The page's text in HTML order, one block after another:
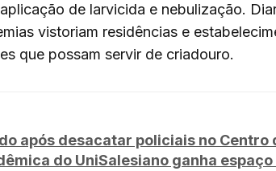
de larvicida e nebulização.
vistoriam residências e
que possam servir de criadouro.
após desacatar policiais no Centro
do UniSalesiano ganha